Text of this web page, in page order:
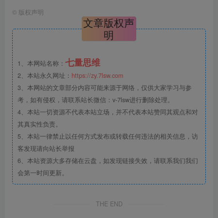
© 版权声明
文章版权声
明
1、本网站名称： 七量思维
2、本站永久网址： https://zy.7lsw.com
3、本网站的文章部分内容可能来源于网络，仅供大家学习与参
考，如有侵权，请联系站长微信：v-7lsw进行删除处理。
4、本站一切资源不代表本站立场，并不代表本站赞同其观点和对
其真实性负责。
5、本站一律禁止以任何方式发布或转载任何违法的相关信息，访
客发现请向站长举报
6、本站资源大多存储在云盘，如发现链接失效，请联系我们我们
会第一时间更新。
THE END